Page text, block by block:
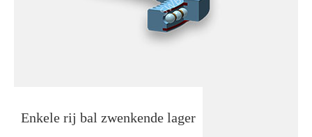
Enkele rij bal zwenkende lager